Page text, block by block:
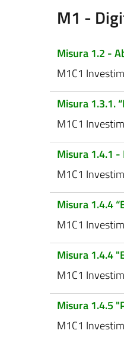
M1 -
Misura 1.2 -
M1C1
Misura 1.3.1.
M1C1
Misura 1.4.1
M1C1
Misura 1.4.4
M1C1
Misura 1.4.4
M1C1
Misura 1.4.5
M1C1